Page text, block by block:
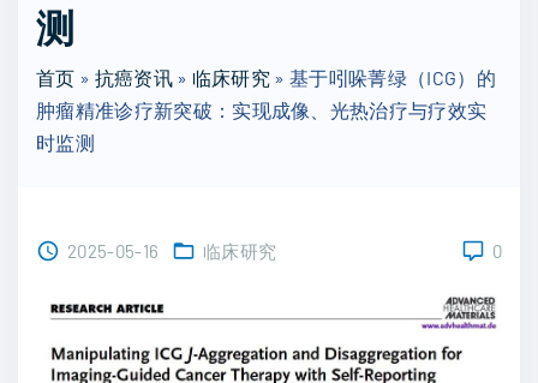
:
测
首页 » 抗癌资讯» 临床研究 »基于吲哚菁绿（ICG）的
肿瘤精准诊疗新突破：实现成像、光热治疗与疗效实
时监测
2025-05-16 临床研究 0